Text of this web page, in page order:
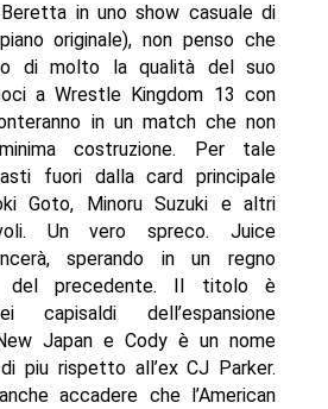
in uno show casuale di
originale), non penso che
di molto la qualità del suo
a Wrestle Kingdom 13 con
in un match che non
costruzione. Per tale
fuori dalla card principale
Goto, Minoru Suzuki e altri
Un vero spreco. Juice
sperando in un regno
del precedente. Il titolo è
dell’espansione
Japan e Cody è un nome
piu rispetto all’ex CJ Parker.
accadere che l’American